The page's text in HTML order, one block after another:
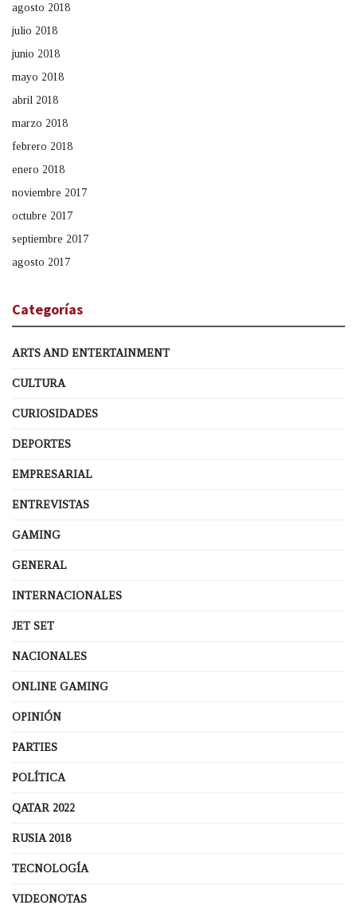
agosto 2018
julio 2018
junio 2018
mayo 2018
abril 2018
marzo 2018
febrero 2018
enero 2018
noviembre 2017
octubre 2017
septiembre 2017
agosto 2017
Categorías
ARTS AND ENTERTAINMENT
CULTURA
CURIOSIDADES
DEPORTES
EMPRESARIAL
ENTREVISTAS
GAMING
GENERAL
INTERNACIONALES
JET SET
NACIONALES
ONLINE GAMING
OPINIÓN
PARTIES
POLÍTICA
QATAR 2022
RUSIA 2018
TECNOLOGÍA
VIDEONOTAS